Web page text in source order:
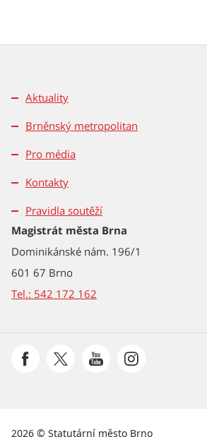
Aktuality
Brněnský metropolitan
Pro média
Kontakty
Pravidla soutěží
Magistrát města Brna
Dominikánské nám. 196/1
601 67 Brno
Tel.: 542 172 162
2026 © Statutární město Brno